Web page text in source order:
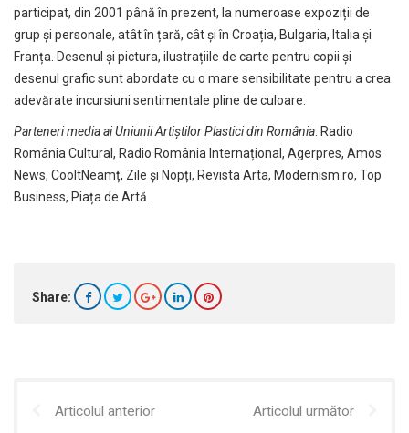
participat, din 2001 până în prezent, la numeroase expoziții de
grup și personale, atât în țară, cât și în Croația, Bulgaria, Italia și
Franța. Desenul și pictura, ilustrațiile de carte pentru copii și
desenul grafic sunt abordate cu o mare sensibilitate pentru a crea
adevărate incursiuni sentimentale pline de culoare.
Parteneri media ai Uniunii Artiștilor Plastici din România: Radio
România Cultural, Radio România Internațional, Agerpres, Amos
News, CooltNeamț, Zile și Nopți, Revista Arta, Modernism.ro, Top
Business, Piața de Artă.
Share:
Articolul anterior Articolul următor